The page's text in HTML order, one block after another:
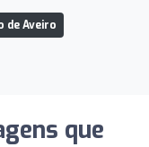
de Aveiro
que